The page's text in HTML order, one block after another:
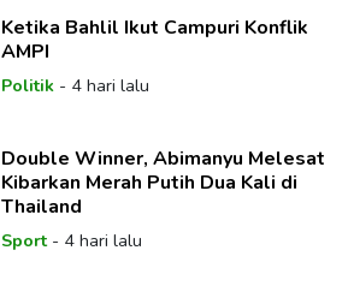
Ketika Bahlil Ikut Campuri Konflik
AMPI
Politik- 4 hari lalu
Double Winner, Abimanyu Melesat
Kibarkan Merah Putih Dua Kali di
Thailand
Sport- 4 hari lalu